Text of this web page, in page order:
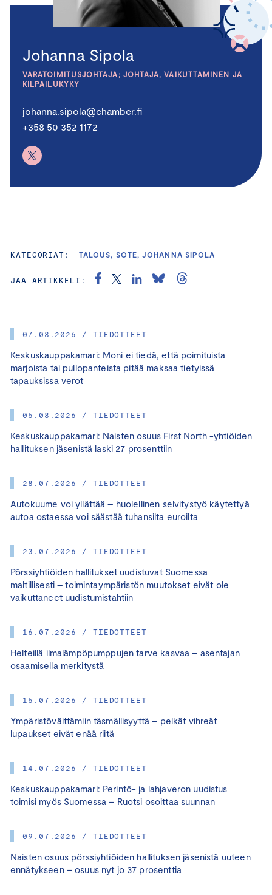
07.08.2026 / TIEDOTTEET
Keskuskauppakamari: Moni ei tiedä, että poimituista
marjoista tai pullopanteista pitää maksaa tietyissä
tapauksissa verot
05.08.2026 / TIEDOTTEET
Keskuskauppakamari: Naisten osuus First North -yhtiöiden
hallituksen jäsenistä laski 27 prosenttiin
28.07.2026 / TIEDOTTEET
Autokuume voi yllättää – huolellinen selvitystyö käytettyä
autoa ostaessa voi säästää tuhansilta euroilta
23.07.2026 / TIEDOTTEET
Pörssiyhtiöiden hallitukset uudistuvat Suomessa
maltillisesti – toimintaympäristön muutokset eivät ole
vaikuttaneet uudistumistahtiin
16.07.2026 / TIEDOTTEET
Helteillä ilmalämpöpumppujen tarve kasvaa – asentajan
osaamisella merkitystä
15.07.2026 / TIEDOTTEET
Ympäristöväittämiin täsmällisyyttä – pelkät vihreät
lupaukset eivät enää riitä
14.07.2026 / TIEDOTTEET
Keskuskauppakamari: Perintö- ja lahjaveron uudistus
toimisi myös Suomessa – Ruotsi osoittaa suunnan
09.07.2026 / TIEDOTTEET
Naisten osuus pörssiyhtiöiden hallituksen jäsenistä uuteen
ennätykseen – osuus nyt jo 37 prosenttia
Johanna Sipola
VARATOIMITUSJOHTAJA; JOHTAJA, VAIKUTTAMINEN JA
KILPAILUKYKY
johanna.sipola@chamber.fi
+358 50 352 1172
KATEGORIAT: TALOUS, SOTE, JOHANNA SIPOLA
JAA ARTIKKELI: